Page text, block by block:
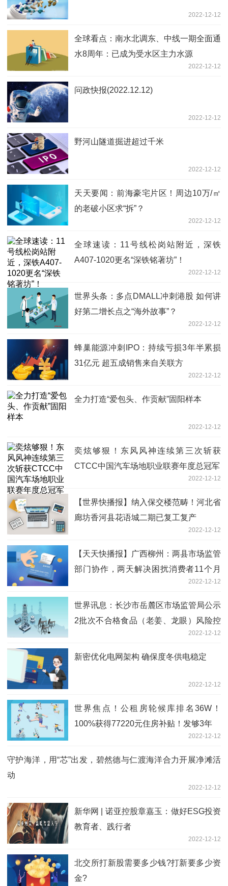
2022-12-12
全球看点：南水北调东、中线一期全面通
水8周年：已成为受水区主力水源
2022-12-12
问政快报(2022.12.12)
2022-12-12
野河山隧道掘进超过千米
2022-12-12
天天要闻：前海豪宅片区！周边10万/㎡
的老破小区求“拆”？
2022-12-12
全球速读：11号线松岗站附近，深铁
A407-1020更名“深铁铭著坊”！
2022-12-12
世界头条：多点DMALL冲刺港股 如何讲
好第二增长点之“海外故事”？
2022-12-12
蜂巢能源冲刺IPO：持续亏损3年半累损
31亿元 超五成销售来自关联方
2022-12-12
全力打造“爱包头、作贡献”固阳样本
2022-12-12
奕炫够狠！东风风神连续第三次斩获
CTCC中国汽车场地职业联赛年度总冠军
2022-12-12
【世界快播报】纳入保交楼范畴！河北省
廊坊香河县花语城二期已复工复产
2022-12-12
【天天快播报】广西柳州：两县市场监管
部门协作，两天解决困扰消费者11个月
2022-12-12
世界讯息：长沙市岳麓区市场监管局公示
2批次不合格食品（老姜、龙眼）风险控
2022-12-12
新密优化电网架构 确保度冬供电稳定
2022-12-12
世界焦点！公租房轮候库排名36W！
100%获得77220元住房补贴！发够3年
2022-12-12
守护海洋，用“芯”出发，碧然德与仁渡海洋合力开展净滩活
动
2022-12-12
新华网 | 诺亚控股章嘉玉：做好ESG投资
教育者、践行者
2022-12-12
北交所打新股需要多少钱?打新要多少资
金?